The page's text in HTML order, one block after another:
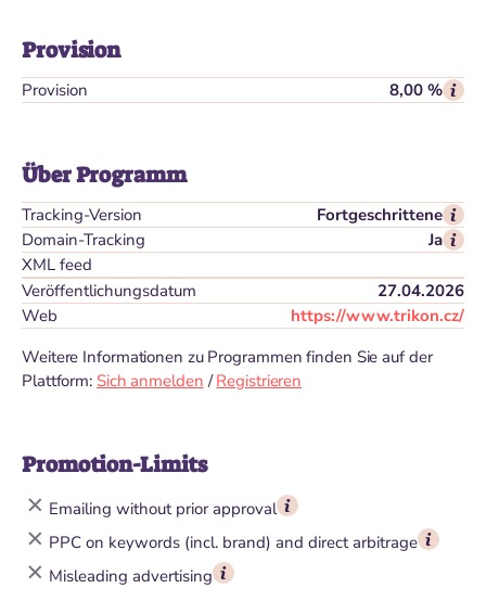
Provision
Provision 8,00 %
Über Programm
Tracking-Version
Fortgeschrittene
Domain-Tracking
Ja
XML feed
Veröffentlichungsdatum
27.04.2026
Web
https://www.trikon.cz/
Weitere Informationen zu Programmen finden Sie auf der
Plattform: Sich anmelden /Registrieren
Promotion-Limits
Emailing without prior approval
PPC on keywords (incl. brand) and direct arbitrage
Misleading advertising